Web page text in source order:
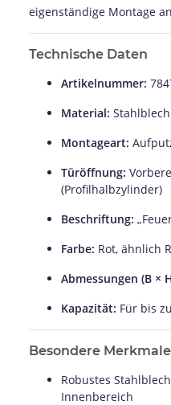
eigenständige Montage
Technische Daten
Artikelnummer:
Material: Stahlblech
Montageart:
Türöffnung:
(Profilhalbzylinder)
Beschriftung:
Farbe: Rot, ähnlich
Abmessungen (B ×
Kapazität: Für bis
Besondere Merkmale
Robustes
Innenbereich